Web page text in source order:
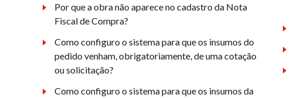
Por que a obra não aparece no cadastro da Nota
Fiscal de Compra?
Como configuro o sistema para que os insumos do
pedido venham, obrigatoriamente, de uma cotação
ou solicitação?
Como configuro o sistema para que os insumos da